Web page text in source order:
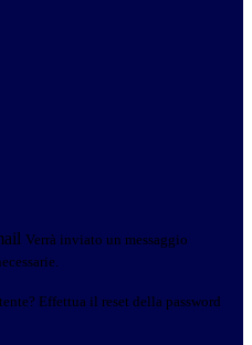
Verrà inviato un messaggio
Effettua il reset della password